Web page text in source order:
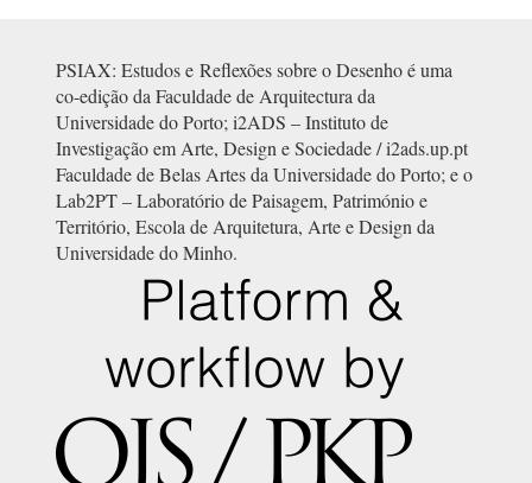
PSIAX: Estudos e Reflexões sobre o Desenho é uma
co-edição da Faculdade de Arquitectura da
Universidade do Porto; i2ADS – Instituto de
Investigação em Arte, Design e Sociedade / i2ads.up.pt
Faculdade de Belas Artes da Universidade do Porto; e o
Lab2PT – Laboratório de Paisagem, Património e
Território, Escola de Arquitetura, Arte e Design da
Universidade do Minho.